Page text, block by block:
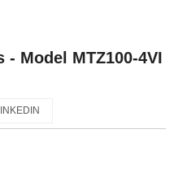
Model MTZ100-4VI